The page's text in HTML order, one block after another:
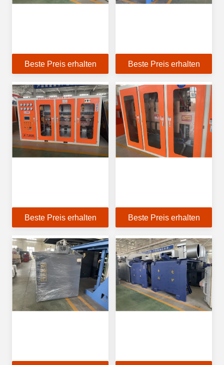
Beste Preis erhalten Beste Preis erhalten
Beste Preis erhalten Beste Preis erhalten